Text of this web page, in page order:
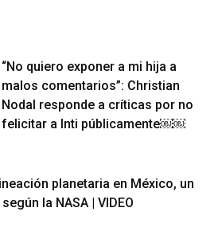
“No quiero exponer a mi hija a
malos comentarios”: Christian
Nodal responde a críticas por no
felicitar a Inti públicamente￼￼
planetaria en México, un
la NASA | VIDEO